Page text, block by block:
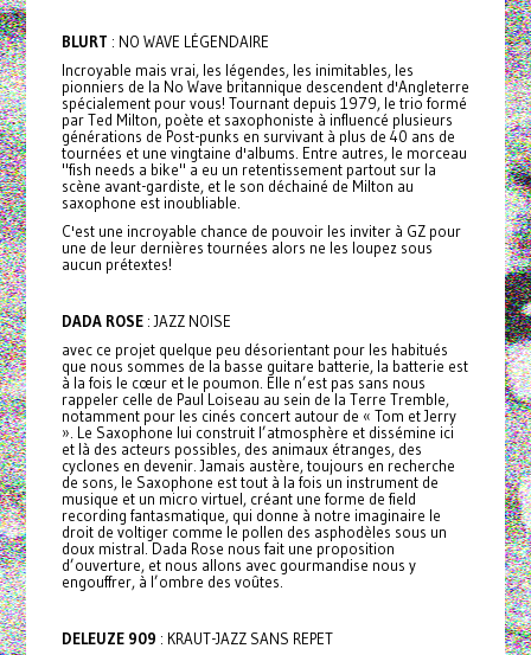
BLURT : NO WAVE LÉGENDAIRE
Incroyable mais vrai, les légendes, les inimitables, les
pionniers de la No Wave britannique descendent d'Angleterre
spécialement pour vous! Tournant depuis 1979, le trio formé
par Ted Milton, poète et saxophoniste à influencé plusieurs
générations de Post-punks en survivant à plus de 40 ans de
tournées et une vingtaine d'albums. Entre autres, le morceau
"fish needs a bike" a eu un retentissement partout sur la
scène avant-gardiste, et le son déchainé de Milton au
saxophone est inoubliable.
C'est une incroyable chance de pouvoir les inviter à GZ pour
une de leur dernières tournées alors ne les loupez sous
aucun prétextes!
DADA ROSE: JAZZ NOISE
avec ce projet quelque peu désorientant pour les habitués
que nous sommes de la basse guitare batterie, la batterie est
à la fois le cœur et le poumon. Elle n’est pas sans nous
rappeler celle de Paul Loiseau au sein de la Terre Tremble,
notamment pour les cinés concert autour de « Tom et Jerry
». Le Saxophone lui construit l’atmosphère et dissémine ici
et là des acteurs possibles, des animaux étranges, des
cyclones en devenir. Jamais austère, toujours en recherche
de sons, le Saxophone est tout à la fois un instrument de
musique et un micro virtuel, créant une forme de field
recording fantasmatique, qui donne à notre imaginaire le
droit de voltiger comme le pollen des asphodèles sous un
doux mistral. Dada Rose nous fait une proposition
d’ouverture, et nous allons avec gourmandise nous y
engouffrer, à l’ombre des voûtes.
DELEUZE 909 : KRAUT-JAZZ SANS REPET